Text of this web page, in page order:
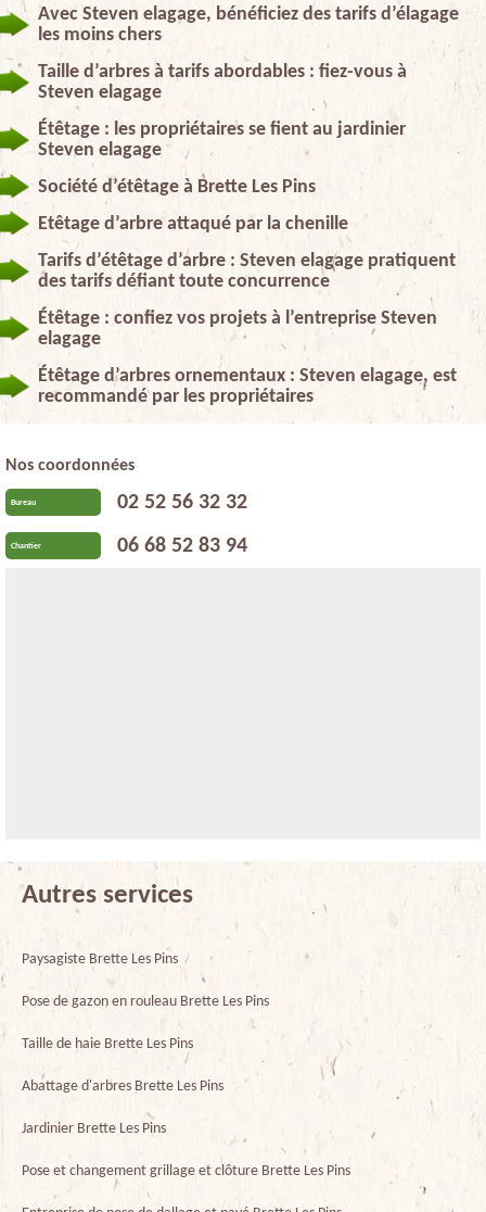
Avec Steven elagage, bénéficiez des tarifs d’élagage
les moins chers
Taille d’arbres à tarifs abordables : fiez-vous à
Steven elagage
Étêtage : les propriétaires se fient au jardinier
Steven elagage
Société d’étêtage à Brette Les Pins
Etêtage d’arbre attaqué par la chenille
Tarifs d’étêtage d’arbre : Steven elagage pratiquent
des tarifs défiant toute concurrence
Étêtage : confiez vos projets à l’entreprise Steven
elagage
Étêtage d’arbres ornementaux : Steven elagage, est
recommandé par les propriétaires
Nos coordonnées
Bureau 02 52 56 32 32
Chantier 06 68 52 83 94
Autres services
Paysagiste Brette Les Pins
Pose de gazon en rouleau Brette Les Pins
Taille de haie Brette Les Pins
Abattage d'arbres Brette Les Pins
Jardinier Brette Les Pins
Pose et changement grillage et clôture Brette Les Pins